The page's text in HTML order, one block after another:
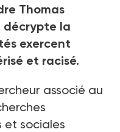
Thomas
décrypte la
exercent
et racisé.
associé au
et sociales